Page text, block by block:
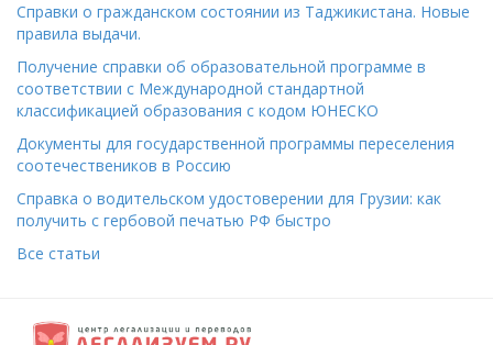
Справки о гражданском состоянии из Таджикистана. Новые
правила выдачи.
Получение справки об образовательной программе в
соответствии с Международной стандартной
классификацией образования с кодом ЮНЕСКО
Документы для государственной программы переселения
соотечествеников в Россию
Справка о водительском удостоверении для Грузии: как
получить с гербовой печатью РФ быстро
Все статьи